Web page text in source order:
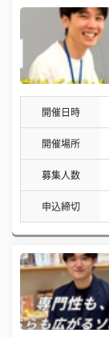
開催日時
開催場所
募集人数
申込締切